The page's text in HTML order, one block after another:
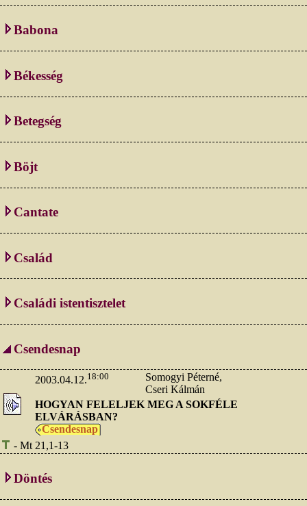
Pályázatok
Időrendben
Babona
Békesség
Betegség
Böjt
Cantate
Család
Családi istentisztelet
Csendesnap
2003.04.12.18:00
Somogyi Péterné,
Cseri Kálmán
HOGYAN FELELJEK MEG A SOKFÉLE
ELVÁRÁSBAN?
Csendesnap
- Mt 21,1-13
Döntés